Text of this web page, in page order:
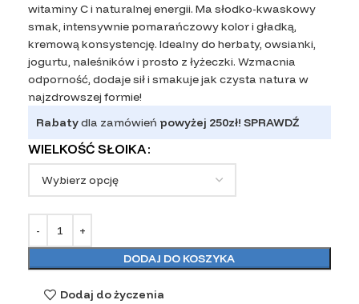
witaminy C i naturalnej energii. Ma słodko-kwaskowy
smak, intensywnie pomarańczowy kolor i gładką,
kremową konsystencję. Idealny do herbaty, owsianki,
jogurtu, naleśników i prosto z łyżeczki. Wzmacnia
odporność, dodaje sił i smakuje jak czysta natura w
najzdrowszej formie!
Rabatydla zamówień powyżej 250zł! SPRAWDŹ
WIELKOŚĆ SŁOIKA
DODAJ DO KOSZYKA
Dodaj do życzenia